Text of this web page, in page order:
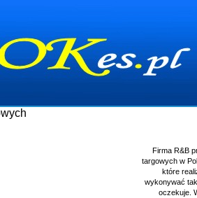
Firma R&B
targowych w
które
wykonywać
oczekuje.